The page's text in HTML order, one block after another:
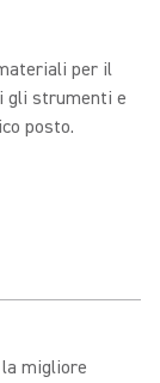
per il
gli strumenti e
posto.
migliore